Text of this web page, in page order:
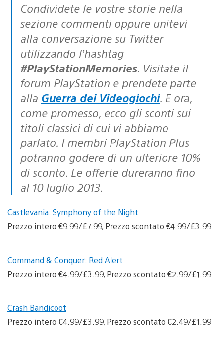
Condividete le vostre storie nella
sezione commenti oppure unitevi
alla conversazione su Twitter
utilizzando l’hashtag
#PlayStationMemories. Visitate il
forum PlayStation e prendete parte
alla Guerra dei Videogiochi. E ora,
come promesso, ecco gli sconti sui
titoli classici di cui vi abbiamo
parlato. I membri PlayStation Plus
potranno godere di un ulteriore 10%
di sconto. Le offerte dureranno fino
al 10 luglio 2013.
Castlevania: Symphony of the Night
Prezzo intero €9.99/£7.99, Prezzo scontato €4.99/£3.99
Command & Conquer: Red Alert
Prezzo intero €4.99/£3.99, Prezzo scontato €2.99/£1.99
Crash Bandicoot
Prezzo intero €4.99/£3.99, Prezzo scontato €2.49/£1.99